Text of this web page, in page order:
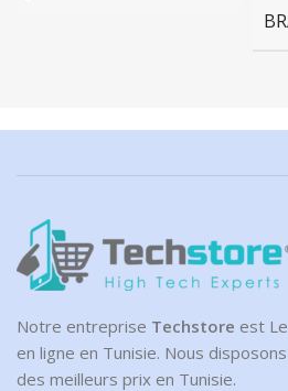
Notre entreprise Techstore est
en ligne en Tunisie. Nous
des meilleurs prix en Tunisie.